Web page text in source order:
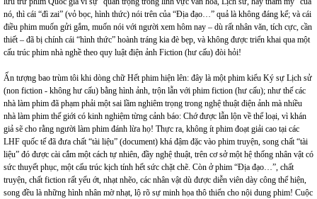
nó, thì cái “đì zai” (vỏ bọc, hình thức) nói trên của “Địa đạo…” quả là không đáng kể; và cái
điều phim muốn gửi gắm, muốn nói với người xem hôm nay – dù rất nhân văn, tích cực, cần
thiết – đã bị chính cái “hình thức” hoành tráng kia đè bẹp, và không được triển khai qua một
cấu trúc phim nhà nghề theo quy luật điện ảnh Fiction (hư cấu) đòi hỏi!
Ấn tượng bao trùm tôi khi dòng chữ Hết phim hiện lên: đây là một phim kiểu Ký sự Lịch sử
(non fiction - không hư cấu) bằng hình ảnh, trộn lẫn với phim fiction (hư cấu); như thế các
nhà làm phim đã phạm phải một sai lầm nghiêm trọng trong nghệ thuật điện ảnh mà nhiều
nhà làm phim thế giới có kinh nghiệm từng cảnh báo: Chớ được lẫn lộn về thể loại, vì khán
giả sẽ cho rằng người làm phim đánh lừa họ! Thực ra, không ít phim đoạt giải cao tại các
LHF quốc tế đã đưa chất “tài liệu” (document) khá đậm đặc vào phim truyện, song chất “tài
liệu” đó được cài cắm một cách tự nhiên, đầy nghệ thuật, trên cơ sở một hệ thống nhân vật có
sức thuyết phục, một cấu trúc kịch tính hết sức chặt chẽ. Còn ở phim “Địa đạo…”, chất
truyện, chất fiction rất yếu ớt, nhạt nhẽo, các nhân vật dù được diễn viên dày công thể hiện,
song đều là những hình nhân mờ nhạt, lộ rõ sự minh họa thô thiển cho nội dung phim! Cuộc